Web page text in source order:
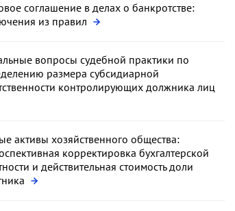
соглашение в делах о банкротстве:
из правил
вопросы судебной практики по
размера субсидиарной
контролирующих должника лиц
активы хозяйственного общества:
корректировка бухгалтерской
и действительная стоимость доли